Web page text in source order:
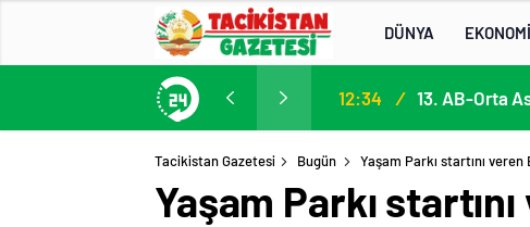
DÜNYA EKONOMİ
13. AB-Orta Asya Yüksek Düzeyli Siyasi ve Güvenlik Diyaloğuna Katılım 13:22 /
Tacikistan Gazetesi Bugün Yaşam Parkı startını
Yaşam Parkı